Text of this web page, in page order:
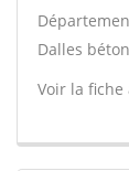
Dalles
Voir la fiche